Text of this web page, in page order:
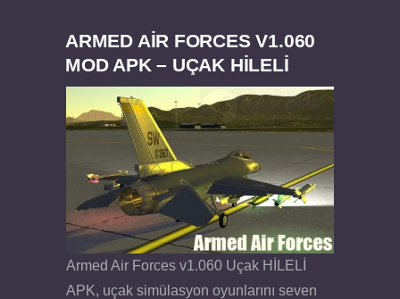
Dream Road Multiplayer v1.4.2 PARA HİLELİ
APK
Felix the Reaper v1.25 FULL APK
ARMED AIR FORCES V1.060
MOD APK – UÇAK HİLELİ
Armed Air Forces v1.060 Uçak HİLELİ
APK, uçak simülasyon oyunlarını seven